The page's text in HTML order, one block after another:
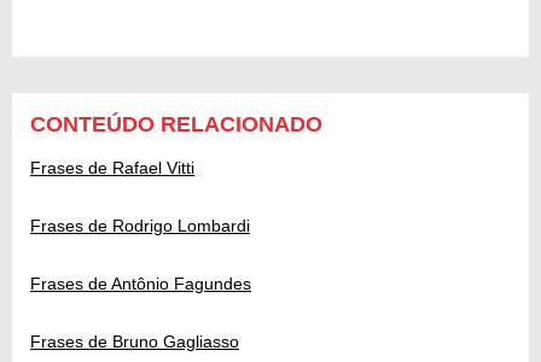
CONTEÚDO RELACIONADO
Frases de Rafael Vitti
Frases de Rodrigo Lombardi
Frases de Antônio Fagundes
Frases de Bruno Gagliasso